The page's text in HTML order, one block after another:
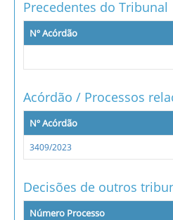
Precedentes do Tribunal
Nº Acórdão
Acórdão / Processos
Nº Acórdão
3409/2023
Decisões de outros
Número Processo